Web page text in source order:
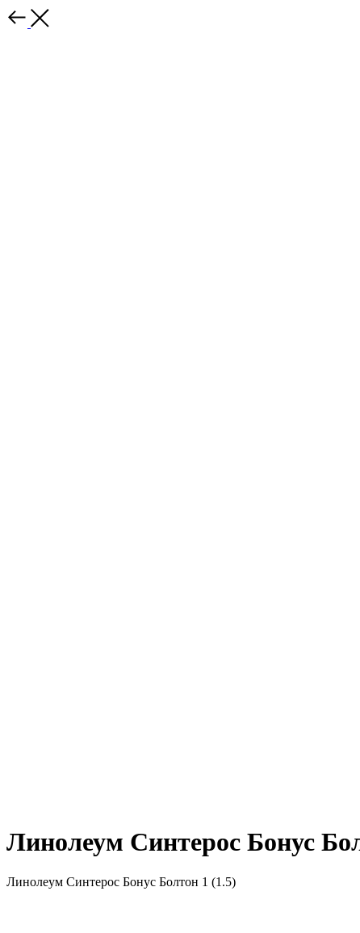
Линолеум Синтерос Бонус
Линолеум Синтерос Бонус Болтон 1 (1.5)